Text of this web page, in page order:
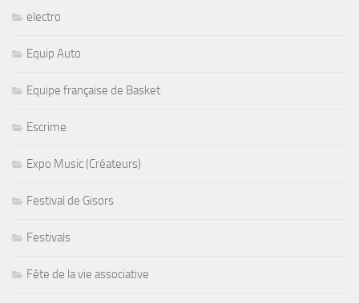
electro
Equip Auto
Equipe française de Basket
Escrime
Expo Music (Créateurs)
Festival de Gisors
Festivals
Fête de la vie associative